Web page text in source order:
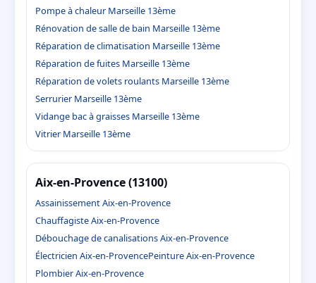
Pompe à chaleur Marseille 13ème
Rénovation de salle de bain Marseille 13ème
Réparation de climatisation Marseille 13ème
Réparation de fuites Marseille 13ème
Réparation de volets roulants Marseille 13ème
Serrurier Marseille 13ème
Vidange bac à graisses Marseille 13ème
Vitrier Marseille 13ème
Aix-en-Provence (13100)
Assainissement Aix-en-Provence
Chauffagiste Aix-en-Provence
Débouchage de canalisations Aix-en-Provence
Électricien Aix-en-ProvencePeinture Aix-en-Provence
Plombier Aix-en-Provence